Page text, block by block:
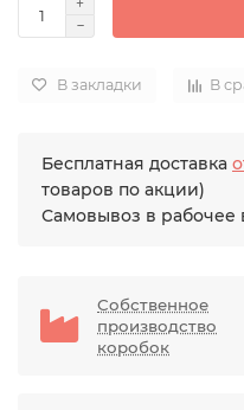
В закладки В
Бесплатная доставка
товаров по акции)
Самовывоз в рабочее
Собственное
производство
коробок